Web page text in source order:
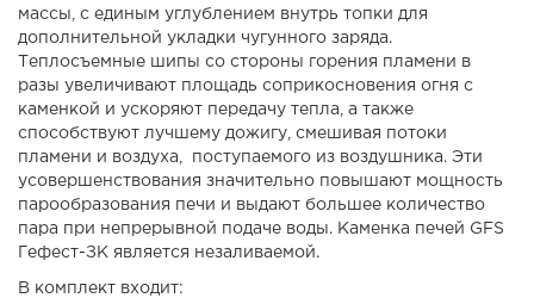
массы, с единым углублением внутрь топки для
дополнительной укладки чугунного заряда.
Теплосъемные шипы со стороны горения пламени в
разы увеличивают площадь соприкосновения огня с
каменкой и ускоряют передачу тепла, а также
способствуют лучшему дожигу, смешивая потоки
пламени и воздуха, поступаемого из воздушника. Эти
усовершенствования значительно повышают мощность
парообразования печи и выдают большее количество
пара при непрерывной подаче воды. Каменка печей GFS
Гефест-ЗК является незаливаемой.
В комплект входит: